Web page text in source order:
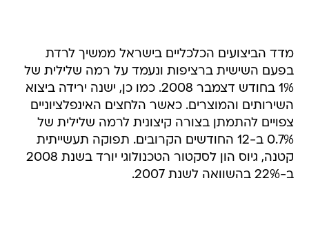
מדד הביצועים הכלכליים בישראל ממשיך לרדת
בפעם השישית ברציפות ונעמד על רמה שלילית של
1% בחודש דצמבר 2008. כמו כן, ישנה ירידה ביצוא
השירותים והמוצרים. כאשר הלחצים האינפלציוניים
צפויים להתמתן בצורה קיצונית לרמה שלילית של
0.7% ב-12 החודשים הקרובים. תפוקה תעשייתית
קטנה, גיוס הון לסקטור הטכנולוגי יורד בשנת 2008
ב-22% בהשוואה לשנת 2007.